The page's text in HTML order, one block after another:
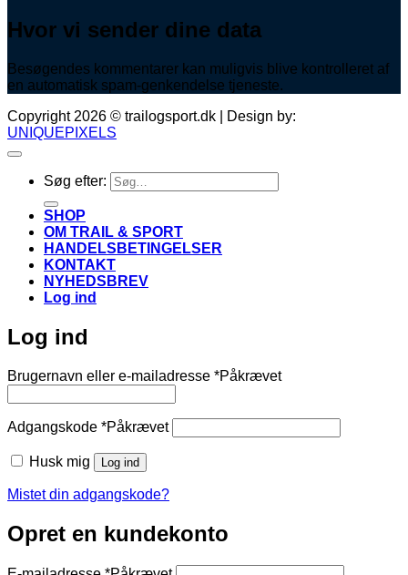
Hvor vi sender dine data
Besøgendes kommentarer kan muligvis blive kontrolleret af
en automatisk spam-genkendelse tjeneste.
Copyright 2026 © trailogsport.dk | Design by:
UNIQUEPIXELS
Søg efter:
SHOP
OM TRAIL & SPORT
HANDELSBETINGELSER
KONTAKT
NYHEDSBREV
Log ind
Log ind
Brugernavn eller e-mailadresse *Påkrævet
Adgangskode *Påkrævet
Husk mig Log ind
Mistet din adgangskode?
Opret en kundekonto